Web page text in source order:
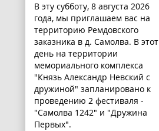
В эту субботу, 8 августа 2026
года, мы приглашаем вас на
территорию Ремдовского
заказника в д. Самолва. В этот
день на территории
мемориального комплекса
"Князь Александр Невский с
дружиной" запланировано к
проведению 2 фестиваля -
"Самолва 1242" и "Дружина
Первых".